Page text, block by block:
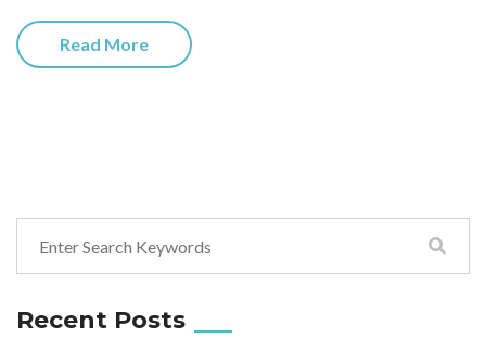
Read More
Recent Posts